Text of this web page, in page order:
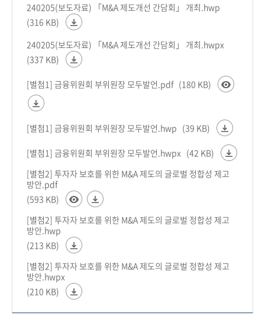
240205(보도자료) 「M&A 제도개선 간담회」 개최.hwp
(316 KB)
240205(보도자료) 「M&A 제도개선 간담회」 개최.hwpx
(337 KB)
[별첨1] 금융위원회 부위원장 모두발언.pdf (180 KB)
[별첨1] 금융위원회 부위원장 모두발언.hwp (39 KB)
[별첨1] 금융위원회 부위원장 모두발언.hwpx (42 KB)
[별첨2] 투자자 보호를 위한 M&A 제도의 글로벌 정합성 제고
방안.pdf
(593 KB)
[별첨2] 투자자 보호를 위한 M&A 제도의 글로벌 정합성 제고
방안.hwp
(213 KB)
[별첨2] 투자자 보호를 위한 M&A 제도의 글로벌 정합성 제고
방안.hwpx
(210 KB)